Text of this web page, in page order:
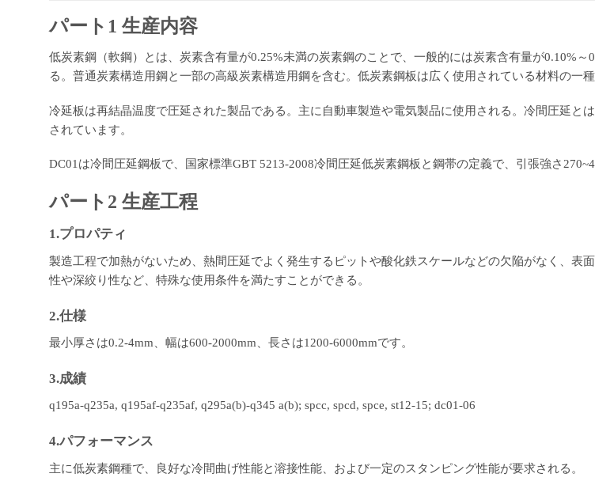
パート1 生産内容
低炭素鋼（軟鋼）とは、炭素含有量が0.25%未満の炭素鋼のことで、一般的には炭素含有量が0.10%
る。普通炭素構造用鋼と一部の高級炭素構造用鋼を含む。低炭素鋼板は広く使用されている材料の一種
冷延板は再結晶温度で圧延された製品である。主に自動車製造や電気製品に使用される。冷間圧延
されています。
DC01は冷間圧延鋼板で、国家標準GBT 5213-2008冷間圧延低炭素鋼板と鋼帯の定義で、引張強さ
パート2 生産工程
1.プロパティ
製造工程で加熱がないため、熱間圧延でよく発生するピットや酸化鉄スケールなどの欠陥がなく、
性や深絞り性など、特殊な使用条件を満たすことができる。
2.仕様
最小厚さは0.2-4mm、幅は600-2000mm、長さは1200-6000mmです。
3.成績
q195a-q235a, q195af-q235af, q295a(b)-q345 a(b); spcc, spcd, spce, st12-15; dc01-06
4.パフォーマンス
主に低炭素鋼種で、良好な冷間曲げ性能と溶接性能、および一定のスタンピング性能が要求される。